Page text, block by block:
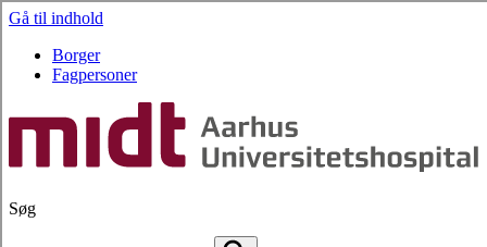
Gå til indhold
Borger
Fagpersoner
Søg